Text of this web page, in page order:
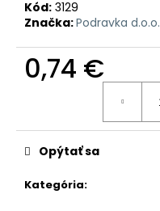
Kód: 3129
Značka:Podravka d.o.o.
0,74 €
Kategória:
Opýtať sa
p
o
r
ú
e
CEDEVITA
MANGO-